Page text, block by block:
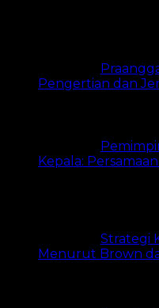
Pengertian dan
Kepala:
Strategi
Menurut Brown